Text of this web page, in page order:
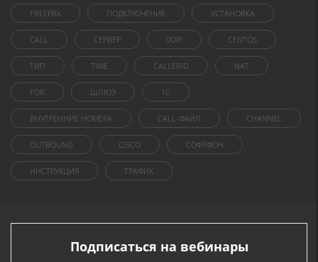
FREEPBX ПОДКЛЮЧЕНИЕ УСТАНОВКА
CALL СЕРВЕР VOIP CENTOS
ТИП TIME CALLERID NAT
FOR ШЛЮЗ 1C
ВНУТРЕННИЕ НОМЕРА CALL-ФАЙЛ CHANNEL
OUTBOUND CISCO СОФТФОН
ИНСТРУКЦИЯ ТРАФИК
Подписаться на вебинары